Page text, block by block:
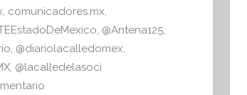
comunicadores.mx
@Antena125
@diariolacalledomex
@lacalledelasoci